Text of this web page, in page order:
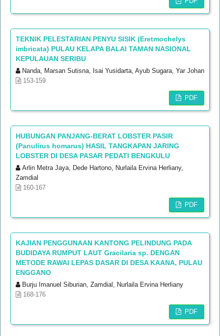
TEKNIK PELESTARIAN PENYU SISIK (Eretmochelys
imbricata) PULAU KELAPA BALAI TAMAN NASIONAL
KEPULAUAN SERIBU
Nanda, Marsan Sutisna, Isai Yusidarta, Ayub Sugara, Yar Johan
153-159
PDF
HUBUNGAN PANJANG-BERAT LOBSTER PASIR
(Panulirus homarus) HASIL TANGKAPAN JARING
LOBSTER DI DESA PASAR PEDATI BENGKULU
Arlin Metra Jaya, Dede Hartono, Nurlaila Ervina Herliany,
Zamdial
160-167
PDF
KAJIAN PENGGUNAAN KANTONG PELINDUNG PADA
BUDIDAYA RUMPUT LAUT Gracilaria sp. DENGAN
METODE RAWAI LEPAS DASAR DI DESA KAANA, PULAU
ENGGANO
Burju Imanuel Siburian, Zamdial, Nurlaila Ervina Herliany
168-176
PDF